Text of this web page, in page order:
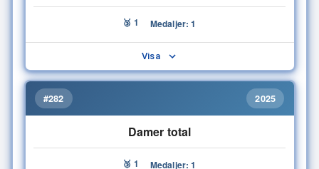
🥉 1 Medaljer: 1
Visa
#282 2025
Damer total
🥉 1 Medaljer: 1